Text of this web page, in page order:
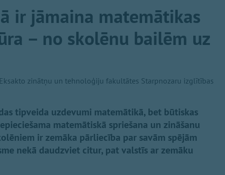
ir jāmaina matemātikas
– no skolēnu bailēm uz
zinātņu un tehnoloģiju fakultātes Starpnozaru izglītības
tipveida uzdevumi matemātikā, bet būtiskas
matemātiskā spriešana un zināšanu
ir zemāka pārliecība par savām spējām
nekā daudzviet citur, pat valstīs ar zemāku